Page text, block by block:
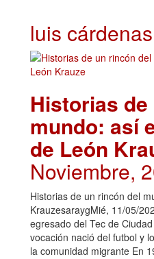
luis
Historias
mundo: así
de León
Noviembre,
Historias de un rincón del
KrauzesaraygMié, 11/05/
egresado del Tec de
vocación nació del futbol y
la comunidad migrante En